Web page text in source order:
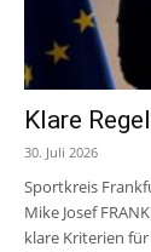
Klare
30. Juli 2026
Sportkreis
Mike Josef
klare Kriterien